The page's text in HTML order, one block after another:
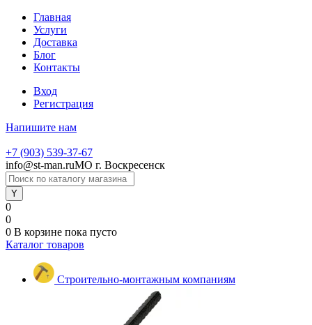
Главная
Услуги
Доставка
Блог
Контакты
Вход
Регистрация
Напишите нам
+7 (903) 539-37-67
info@st-man.ruМО г. Воскресенск
0
0
0 В корзине пока пусто
Каталог товаров
Строительно-монтажным компаниям